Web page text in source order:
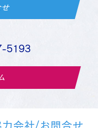
せ
5193
会社/お問合せ